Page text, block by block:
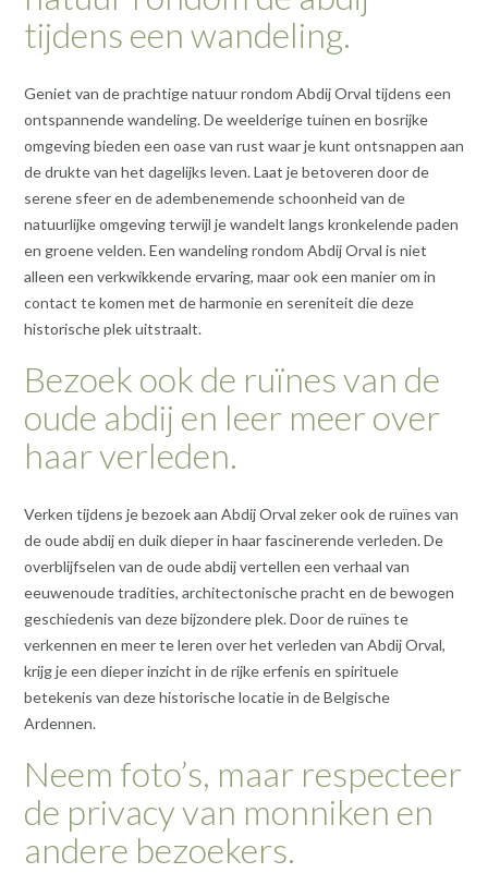
tijdens een wandeling.
Geniet van de prachtige natuur rondom Abdij Orval tijdens een
ontspannende wandeling. De weelderige tuinen en bosrijke
omgeving bieden een oase van rust waar je kunt ontsnappen aan
de drukte van het dagelijks leven. Laat je betoveren door de
serene sfeer en de adembenemende schoonheid van de
natuurlijke omgeving terwijl je wandelt langs kronkelende paden
en groene velden. Een wandeling rondom Abdij Orval is niet
alleen een verkwikkende ervaring, maar ook een manier om in
contact te komen met de harmonie en sereniteit die deze
historische plek uitstraalt.
Bezoek ook de ruïnes van de
oude abdij en leer meer over
haar verleden.
Verken tijdens je bezoek aan Abdij Orval zeker ook de ruïnes van
de oude abdij en duik dieper in haar fascinerende verleden. De
overblijfselen van de oude abdij vertellen een verhaal van
eeuwenoude tradities, architectonische pracht en de bewogen
geschiedenis van deze bijzondere plek. Door de ruïnes te
verkennen en meer te leren over het verleden van Abdij Orval,
krijg je een dieper inzicht in de rijke erfenis en spirituele
betekenis van deze historische locatie in de Belgische
Ardennen.
Neem foto’s, maar respecteer
de privacy van monniken en
andere bezoekers.